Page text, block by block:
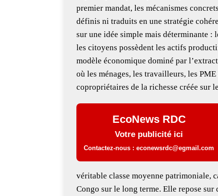
premier mandat, les mécanismes
définis ni traduits en une stratégie
sur une idée simple mais déterminante
les citoyens possèdent les actifs
modèle économique dominé par
où les ménages, les travailleurs, les
copropriétaires de la richesse créée sur
EcoNews RDC
Votre publicité ici
Contactez-nous : econewsrdc@egmail.com
véritable classe moyenne patrimoniale,
Congo sur le long terme. Elle repose